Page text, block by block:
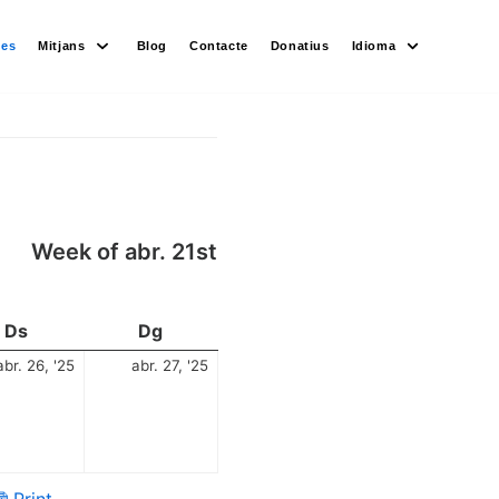
Mitjans Blog Contacte Donatius Idioma
Week of abr. 21st
Ds Dg
26, '25 abr. 27, '25